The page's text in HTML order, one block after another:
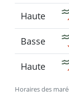
Horaires des
Haute
Basse
Haute